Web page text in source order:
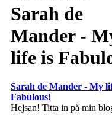
Sarah de
Mander -
life is
Sarah de Mander - My
Fabulous!
Hejsan! Titta in på min